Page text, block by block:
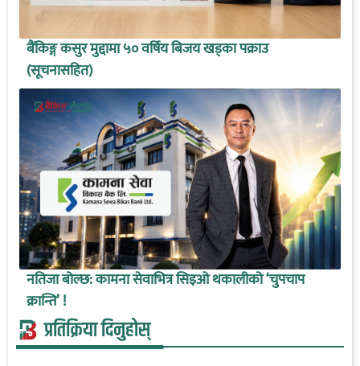
बैंकिङ्ग कसुर मुद्दामा ५० वर्षिय बिजय खड्का पक्राउ
(सूचनासहित)
नतिजा बोल्छ: कामना सेवाभित्र सिइओ थकालीको ‘चुपचाप
क्रान्ति’ !
प्रतिक्रिया दिनुहोस्